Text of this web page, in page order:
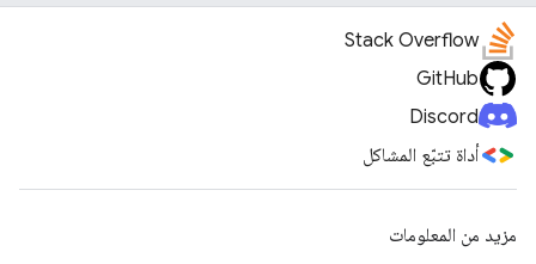
Stack Overflow
GitHub
Discord
أداة تتبّع المشاكل
مزيد من المعلومات